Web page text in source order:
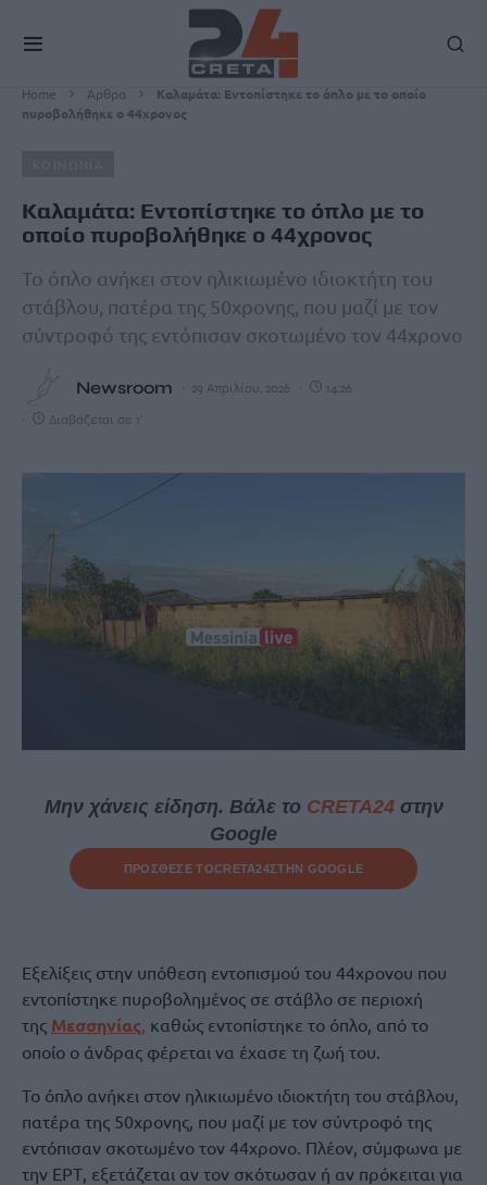
Home Άρθρα
Καλαμάτα: Εντοπίστηκε το όπλο με το οποίο
πυροβολήθηκε ο 44χρονος
Καλαμάτα: Εντοπίστηκε το όπλο με το
οποίο πυροβολήθηκε ο 44χρονος
Το όπλο ανήκει στον ηλικιωμένο ιδιοκτήτη του
στάβλου, πατέρα της 50χρονης, που μαζί με τον
σύντροφό της εντόπισαν σκοτωμένο τον 44χρονο
Newsroom 29 Απριλίου, 2026 14:26
Διαβάζεται σε 1'
Μην χάνεις είδηση. Βάλε το CRETA24στην
Google
ΠΡΟΣΘΕΣΕ ΤΟCRETA24ΣΤΗΝ GOOGLE
Εξελίξεις στην υπόθεση εντοπισμού του 44χρονου που
εντοπίστηκε πυροβολημένος σε στάβλο σε περιοχή
της Μεσσηνίας, καθώς εντοπίστηκε το όπλο, από το
οποίο ο άνδρας φέρεται να έχασε τη ζωή του.
Το όπλο ανήκει στον ηλικιωμένο ιδιοκτήτη του στάβλου,
πατέρα της 50χρονης, που μαζί με τον σύντροφό της
εντόπισαν σκοτωμένο τον 44χρονο. Πλέον, σύμφωνα με
την ΕΡΤ, εξετάζεται αν τον σκότωσαν ή αν πρόκειται για